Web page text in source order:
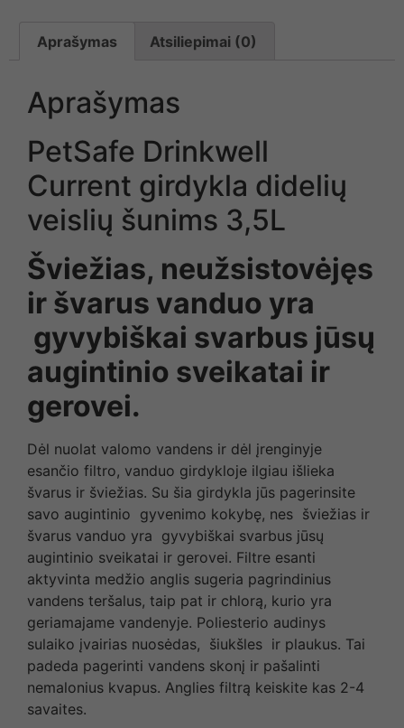
Aprašymas Atsiliepimai (0)
Aprašymas
PetSafe Drinkwell
Current girdykla didelių
veislių šunims 3,5L
Šviežias, neužsistovėjęs
ir švarus vanduo yra
gyvybiškai svarbus jūsų
augintinio sveikatai ir
gerovei.
Dėl nuolat valomo vandens ir dėl įrenginyje
esančio filtro, vanduo girdykloje ilgiau išlieka
švarus ir šviežias. Su šia girdykla jūs pagerinsite
savo augintinio gyvenimo kokybę, nes šviežias ir
švarus vanduo yra gyvybiškai svarbus jūsų
augintinio sveikatai ir gerovei. Filtre esanti
aktyvinta medžio anglis sugeria pagrindinius
vandens teršalus, taip pat ir chlorą, kurio yra
geriamajame vandenyje. Poliesterio audinys
sulaiko įvairias nuosėdas, šiukšles ir plaukus. Tai
padeda pagerinti vandens skonį ir pašalinti
nemalonius kvapus. Anglies filtrą keiskite kas 2-4
savaites.